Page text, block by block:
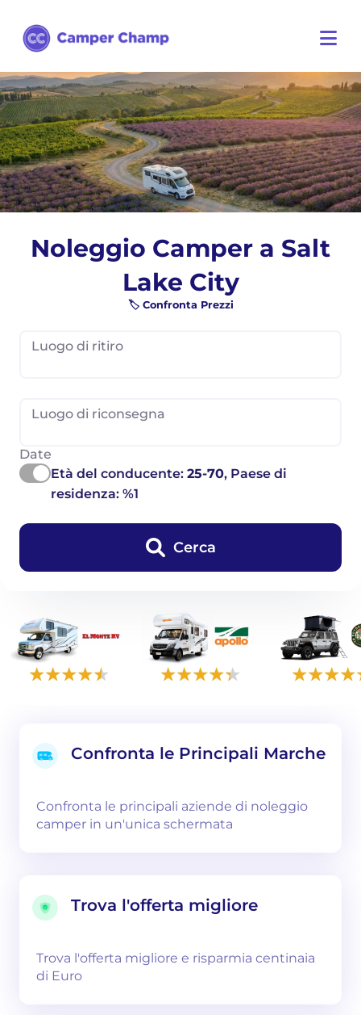
Noleggio Camper a Salt
Lake City
🏷️ Confronta Prezzi
Luogo di ritiro
Luogo di riconsegna
Date
Età del conducente:25-70, Paese di
residenza: %1
Cerca
Confronta le Principali Marche
Confronta le principali aziende di noleggio
camper in un'unica schermata
Trova l'offerta migliore
Trova l'offerta migliore e risparmia centinaia
di Euro